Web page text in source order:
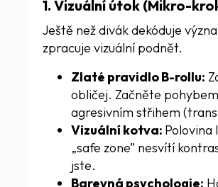
1. Vizuální útok (Mikro-
Ještě než divák dekóduje
zpracuje vizuální podnět.
Zlaté pravidlo B-rollu:
obličej. Začněte
agresivním střihem
Vizuální kotva: Polovina
„safe zone” nesvítí
jste.
Barevná psychologie: